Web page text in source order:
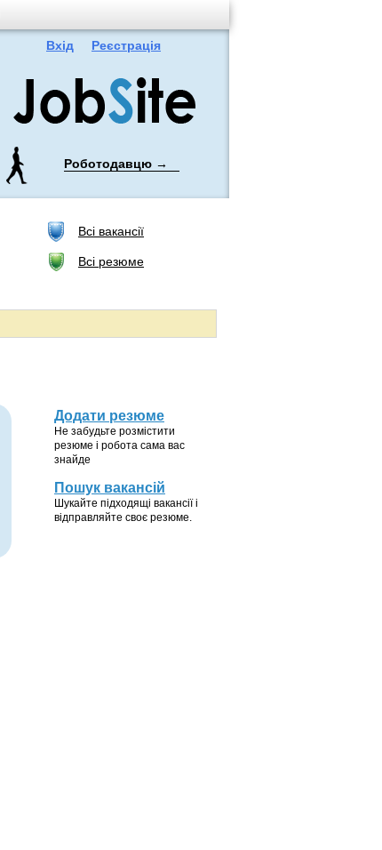
Вхід Реєстрація
Роботодавцю →
Всі вакансії
Всі резюме
Додати резюме
Не забудьте розмістити
резюме і робота сама вас
знайде
Пошук вакансій
Шукайте підходящі вакансії і
відправляйте своє резюме.